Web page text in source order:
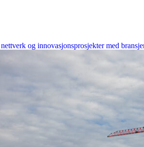
og innovasjonsprosjekter med